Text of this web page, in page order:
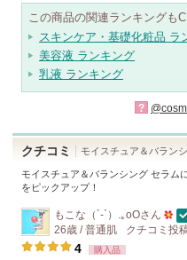
この商品の関連ランキングも
スキンケア・基礎化粧品 ラ
美容液 ランキング
乳液 ランキング
?
クチコミ モイスチュア＆バラン
モイスチュア＆バランシング セラム
をピックアップ！
もこな（´-`）.｡oOさん
50
26歳 / 普通肌 クチコミ投
4 購入品